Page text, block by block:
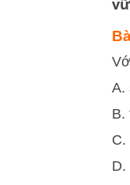
A.
B.
C.
D.